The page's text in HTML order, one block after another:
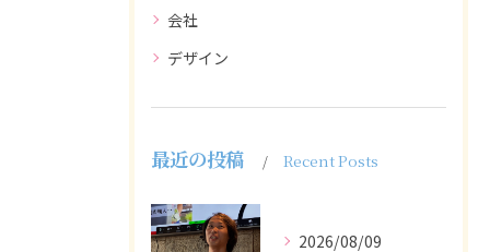
会社
デザイン
最近の投稿 Recent Posts
2026/08/09